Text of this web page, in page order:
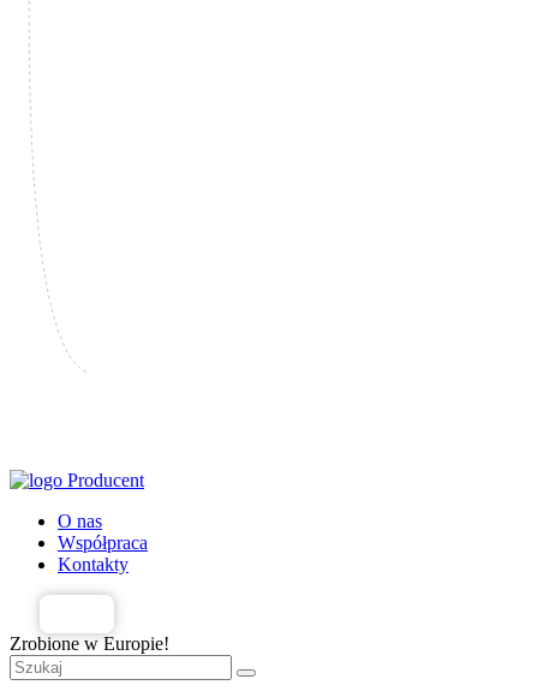
Producent
O nas
Współpraca
Kontakty
Zrobione w Europie!